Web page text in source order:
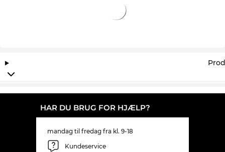
HAR DU BRUG FOR HJÆLP?
mandag til fredag fra kl. 9-18
Kundeservice